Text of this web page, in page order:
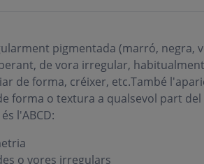
pigmentada (marró, negra,
de vora irregular,
de forma, créixer, etc.També
forma o textura a qualsevol part
l'ABCD:
o vores irregulars